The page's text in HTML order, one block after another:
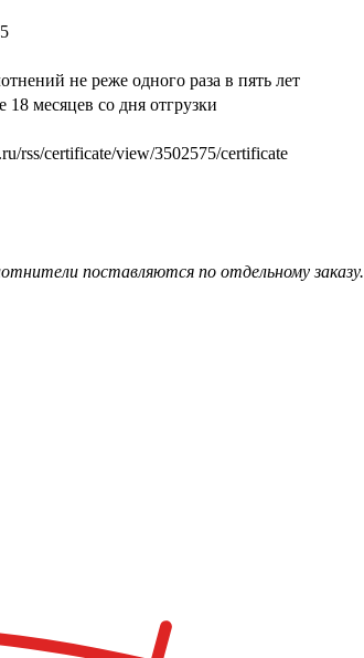
не реже одного раза в пять лет
месяцев со дня отгрузки
certificate/view/3502575/certificate
поставляются по отдельному заказу.